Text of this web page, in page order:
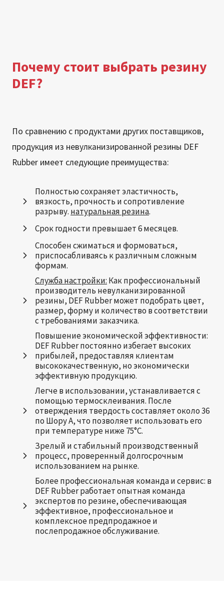
Почему стоит выбрать резину
DEF?
По сравнению с продуктами других поставщиков,
продукция из невулканизированной резины DEF
Rubber имеет следующие преимущества:
Полностью сохраняет эластичность,
вязкость, прочность и сопротивление
разрыву. натуральная резина.
Срок годности превышает 6 месяцев.
Способен сжиматься и формоваться,
приспосабливаясь к различным сложным
формам.
Служба настройки: Как профессиональный
производитель невулканизированной
резины, DEF Rubber может подобрать цвет,
размер, форму и количество в соответствии
с требованиями заказчика.
Повышение экономической эффективности:
DEF Rubber постоянно избегает высоких
прибылей, предоставляя клиентам
высококачественную, но экономически
эффективную продукцию.
Легче в использовании, устанавливается с
помощью термосклеивания. После
отверждения твердость составляет около 36
по Шору А, что позволяет использовать его
при температуре ниже 75°C.
Зрелый и стабильный производственный
процесс, проверенный долгосрочным
использованием на рынке.
Более профессиональная команда и сервис: в
DEF Rubber работает опытная команда
экспертов по резине, обеспечивающая
эффективное, профессиональное и
комплексное предпродажное и
послепродажное обслуживание.